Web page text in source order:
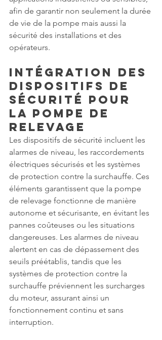
afin de garantir non seulement la durée
de vie de la pompe mais aussi la
sécurité des installations et des
opérateurs.
Intégration des
Dispositifs de
Sécurité pour
la Pompe de
Relevage
Les dispositifs de sécurité incluent les
alarmes de niveau, les raccordements
électriques sécurisés et les systèmes
de protection contre la surchauffe. Ces
éléments garantissent que la pompe
de relevage fonctionne de manière
autonome et sécurisante, en évitant les
pannes coûteuses ou les situations
dangereuses. Les alarmes de niveau
alertent en cas de dépassement des
seuils préétablis, tandis que les
systèmes de protection contre la
surchauffe préviennent les surcharges
du moteur, assurant ainsi un
fonctionnement continu et sans
interruption.